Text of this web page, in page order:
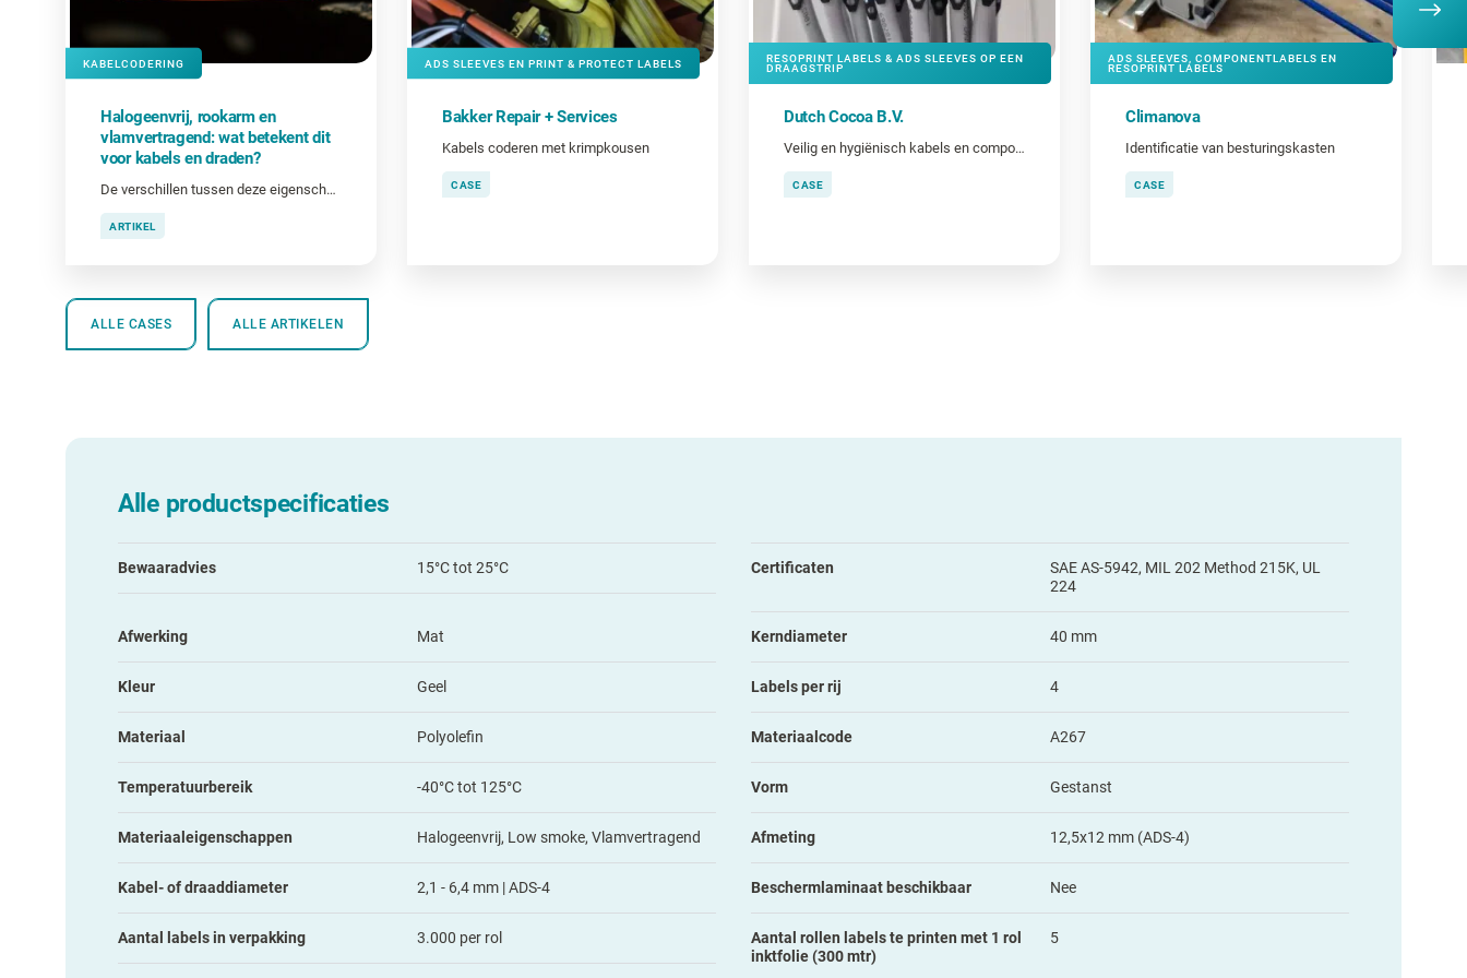
KABELCODERING
Halogeenvrij, rookarm en
vlamvertragend: wat betekent dit
voor kabels en draden?
De verschillen tussen deze eigenschappen en wanneer ze belangrijk zijn bij het coderen van kabels en draden.
ARTIKEL
ADS SLEEVES EN PRINT & PROTECT LABELS
Bakker Repair + Services
Kabels coderen met krimpkousen
CASE
RESOPRINT LABELS & ADS SLEEVES OP EEN
DRAAGSTRIP
Dutch Cocoa B.V.
Veilig en hygiënisch kabels en componenten coderen
CASE
ADS SLEEVES, COMPONENTLABELS EN
RESOPRINT LABELS
Climanova
Identificatie van besturingskasten
CASE
ALLE CASES ALLE ARTIKELEN
Alle productspecificaties
Bewaaradvies 15°C tot 25°C Certificaten
SAE AS-5942, MIL 202 Method 215K, UL
224
Afwerking Mat Kerndiameter 40 mm
Kleur Geel Labels per rij 4
Materiaal Polyolefin Materiaalcode A267
Temperatuurbereik -40°C tot 125°C Vorm Gestanst
Materiaaleigenschappen Halogeenvrij, Low smoke, Vlamvertragend Afmeting 12,5x12 mm (ADS-4)
Kabel- of draaddiameter 2,1 - 6,4 mm | ADS-4 Beschermlaminaat beschikbaar Nee
Aantal labels in verpakking 3.000 per rol
Aantal rollen labels te printen met 1 rol
inktfolie (300 mtr)
5